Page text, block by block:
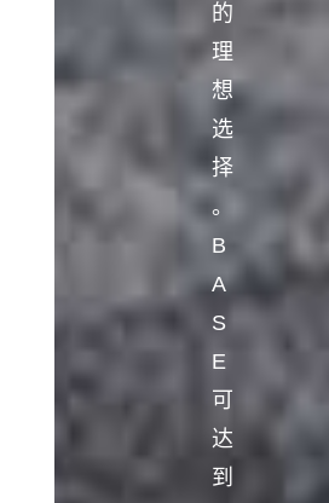
的
理
想
选
择
。
B
A
S
E
可
达
到